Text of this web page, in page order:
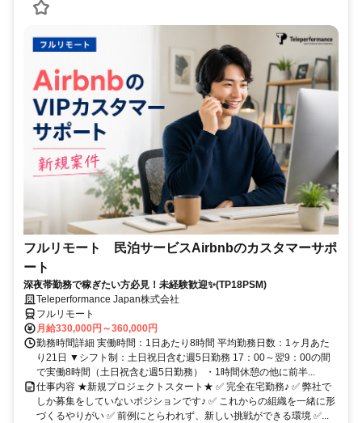
フルリモート 民泊サービスAirbnbのカスタマーサポ
ート
深夜帯勤務で稼ぎたい方必見！未経験歓迎✨(TP18PSM)
Teleperformance Japan株式会社
フルリモート
月給330,000円～360,000円
勤務時間詳細 実働時間：1日あたり8時間 平均勤務日数：1ヶ月あた
り21日 ▼シフト制：土日祝日含む週5日勤務 17：00～翌9：00の間
で実働8時間（土日祝含む週5日勤務） ・1時間休憩の他に前半...
仕事内容 ★新規プロジェクトスタート★ ✅ 完全在宅勤務♪ ✅ 弊社で
しか募集をしていないポジションです♪ ✅ これからの組織を一緒に形
づくるやりがい ✅ 前例にとらわれず、新しい挑戦ができる環境 ✅...